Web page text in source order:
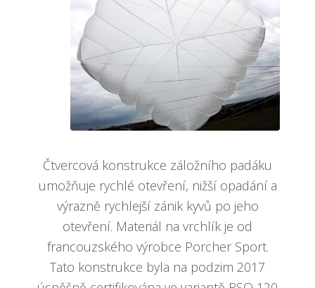
Čtvercová konstrukce záložního padáku
umožňuje rychlé otevření, nižší opadání a
výrazně rychlejší zánik kyvů po jeho
otevření. Materiál na vrchlík je od
francouzského výrobce Porcher Sport.
Tato konstrukce byla na podzim 2017